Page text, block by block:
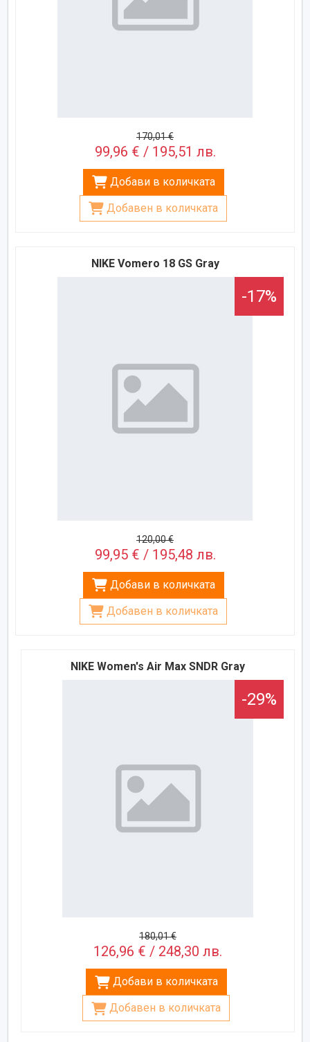
170,01 €
99,96 € / 195,51 лв.
Добави в количката
Добавен в количката
NIKE Vomero 18 GS Gray
-17%
120,00 €
99,95 € / 195,48 лв.
Добави в количката
Добавен в количката
NIKE Women's Air Max SNDR Gray
-29%
180,01 €
126,96 € / 248,30 лв.
Добави в количката
Добавен в количката